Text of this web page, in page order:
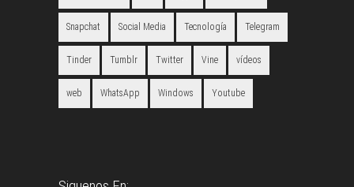
Snapchat Social Media Tecnología Telegram
Tinder Tumblr Twitter Vine vídeos
web WhatsApp Windows Youtube